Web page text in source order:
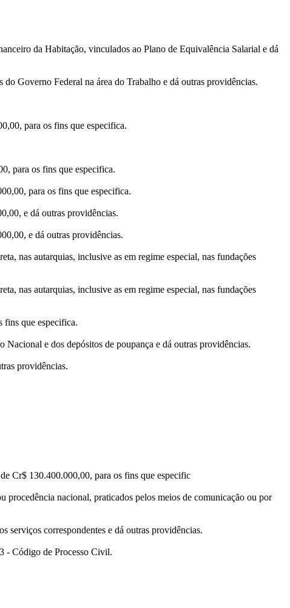
da Habitação, vinculados ao Plano de Equivalência Salarial e dá
Governo Federal na área do Trabalho e dá outras providências.
para os fins que especifica.
para os fins que especifica.
para os fins que especifica.
e dá outras providências.
e dá outras providências.
nas autarquias, inclusive as em regime especial, nas fundações
nas autarquias, inclusive as em regime especial, nas fundações
fins que especifica.
e dos depósitos de poupança e dá outras providências.
providências.
Cr$ 130.400.000,00, para os fins que especific
procedência nacional, praticados pelos meios de comunicação ou por
serviços correspondentes e dá outras providências.
- Código de Processo Civil.